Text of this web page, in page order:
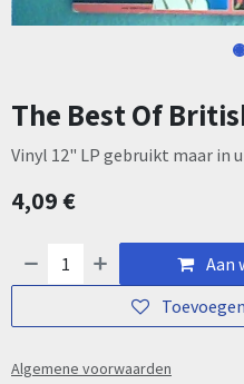
The Best Of
Vinyl 12" LP gebruikt maar in
4,09€
Aan
Algemene voorwaarden